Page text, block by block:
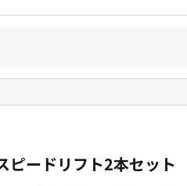
ピードリフト2本セット